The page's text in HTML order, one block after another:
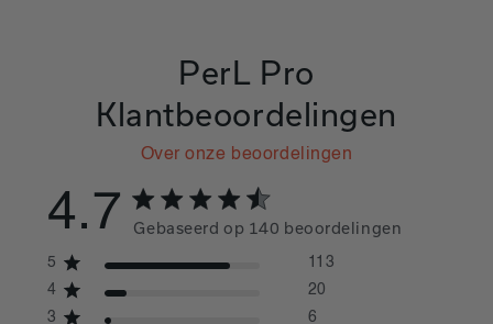
PerL Pro
Klantbeoordelingen
Over onze beoordelingen
4.7 4.7 out of 5 stars 140 total reviews
Gebaseerd op 140 beoordelingen
5
113
4
20
3
6